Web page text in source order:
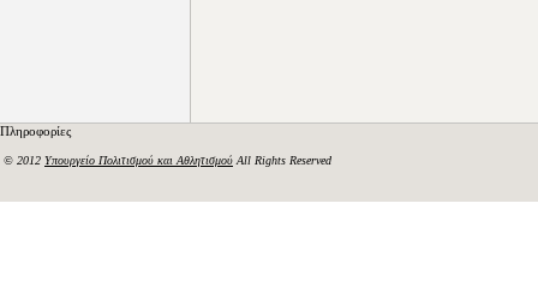
Πληροφορίες
© 2012 Υπουργείο Πολιτισμού και Αθλητισμού All Rights Reserved